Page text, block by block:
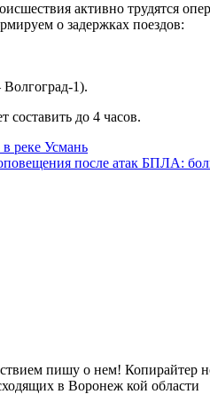
активно трудятся
о задержках поездов:
1).
составить до 4 часов.
реке Усмань
после атак БПЛА:
пишу о нем! Копирайтер
в Воронеж кой области